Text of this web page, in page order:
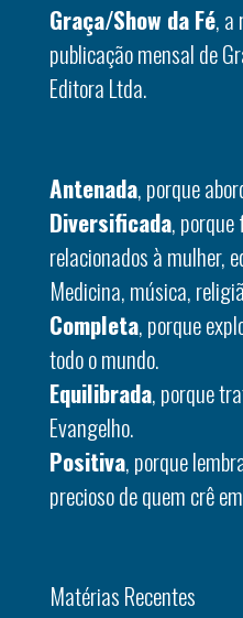
Graça/Show da Fé, a
publicação mensal de
Editora Ltda.
Antenada, porque
Diversificada,
relacionados à mulher,
Medicina, música,
Completa, porque
todo o mundo.
Equilibrada, porque
Evangelho.
Positiva, porque
precioso de quem crê
Matérias Recentes